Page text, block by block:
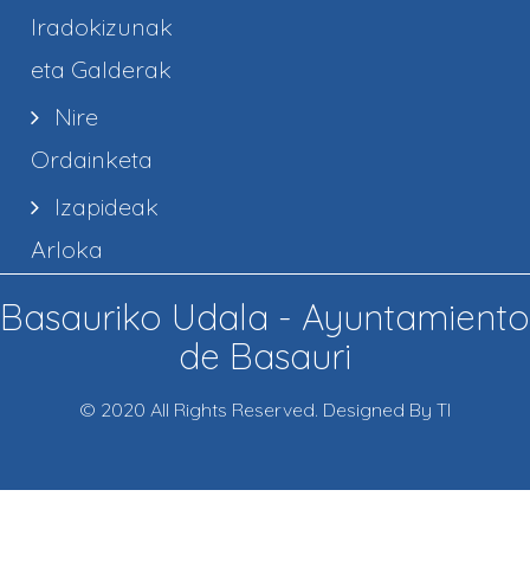
Iradokizunak
eta Galderak
Nire
Ordainketa
Izapideak
Arloka
Basauriko Udala - Ayuntamiento
de Basauri
© 2020 All Rights Reserved. Designed By TI